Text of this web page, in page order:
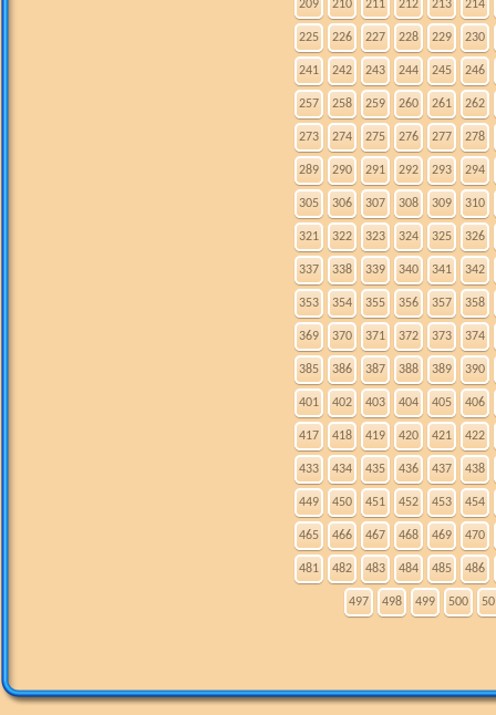
209 210 211 212 213 214
225 226 227 228 229 230
241 242 243 244 245 246
257 258 259 260 261 262
273 274 275 276 277 278
289 290 291 292 293 294
305 306 307 308 309 310
321 322 323 324 325 326
337 338 339 340 341 342
353 354 355 356 357 358
369 370 371 372 373 374
385 386 387 388 389 390
401 402 403 404 405 406
417 418 419 420 421 422
433 434 435 436 437 438
449 450 451 452 453 454
465 466 467 468 469 470
481 482 483 484 485 486
497 498 499 500